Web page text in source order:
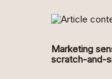
Marketing
scratch-and-